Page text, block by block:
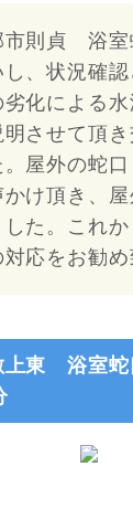
市則貞 浴室
、状況確
化による
させて頂
屋外の蛇
かけ頂き、
た。これ
応をお勧め
上東 浴室